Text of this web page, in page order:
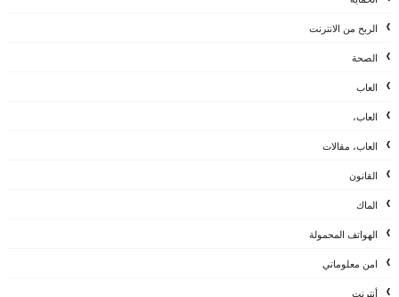
الربح من الانترنت
الصحة
العاب
العاب،
العاب، مقالات
القانون
الماك
الهواتف المحمولة
امن معلوماتي
أنترنت